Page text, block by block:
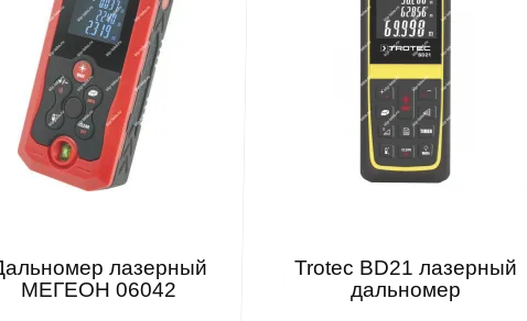
лазерный
МЕГЕОН 06042
Trotec BD21 лазерный
дальномер